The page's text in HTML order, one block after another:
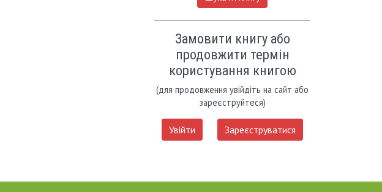
Замовити книгу або
продовжити термін
користування книгою
(для продовження увійдіть на сайт або
зареєструйтеся)
Увійти Зареєструватися